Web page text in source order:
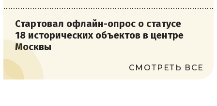
Стартовал офлайн-опрос о статусе
18 исторических объектов в центре
Москвы
СМОТРЕТЬ ВСЕ